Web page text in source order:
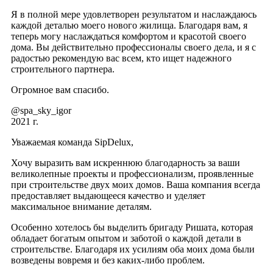
Я в полной мере удовлетворен результатом и наслаждаюсь
каждой деталью моего нового жилища. Благодаря вам, я
теперь могу наслаждаться комфортом и красотой своего
дома. Вы действительно профессионалы своего дела, и я с
радостью рекомендую вас всем, кто ищет надежного
строительного партнера.
Огромное вам спасибо.
@spa_sky_igor
2021 г.
Уважаемая команда SipDelux,
Хочу выразить вам искреннюю благодарность за ваши
великолепные проекты и профессионализм, проявленные
при строительстве двух моих домов. Ваша компания всегда
предоставляет выдающееся качество и уделяет
максимальное внимание деталям.
Особенно хотелось бы выделить бригаду Ришата, которая
обладает богатым опытом и заботой о каждой детали в
строительстве. Благодаря их усилиям оба моих дома были
возведены вовремя и без каких-либо проблем.